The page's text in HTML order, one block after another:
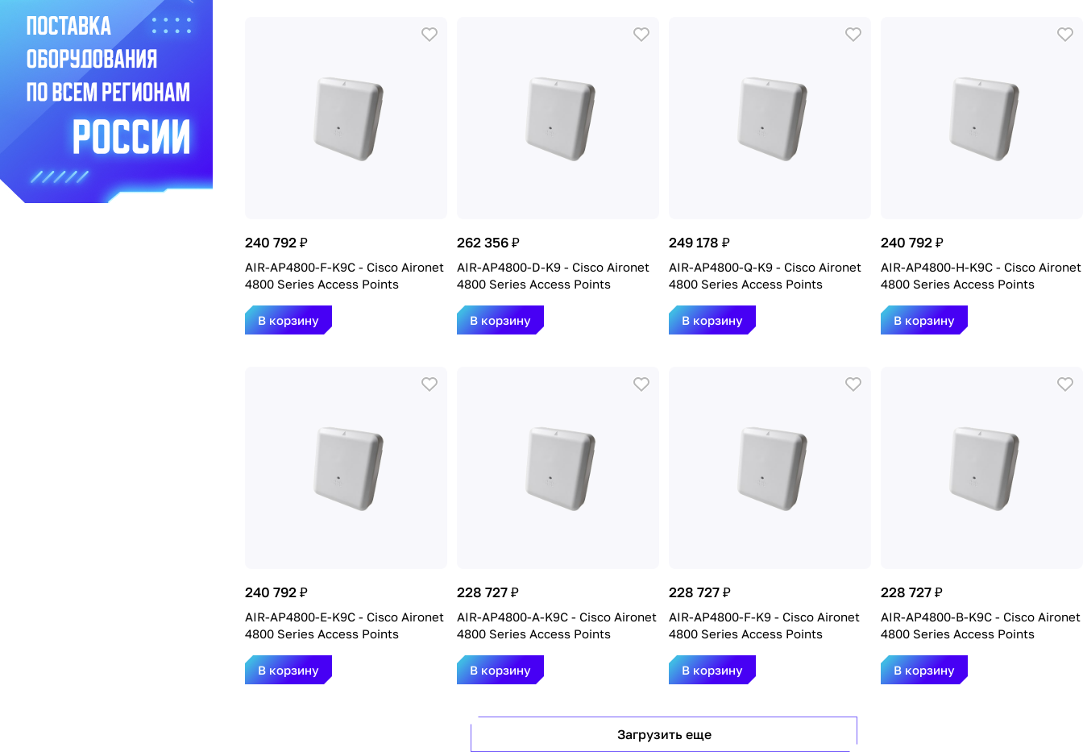
240 792 ₽
AIR-AP4800-F-K9C - Cisco Aironet
4800 Series Access Points
В корзину
262 356 ₽
AIR-AP4800-D-K9 - Cisco Aironet
4800 Series Access Points
В корзину
249 178 ₽
AIR-AP4800-Q-K9 - Cisco Aironet
4800 Series Access Points
В корзину
240 792 ₽
AIR-AP4800-H-K9C - Cisco Aironet
4800 Series Access Points
В корзину
240 792 ₽
AIR-AP4800-E-K9C - Cisco Aironet
4800 Series Access Points
В корзину
228 727 ₽
AIR-AP4800-A-K9C - Cisco Aironet
4800 Series Access Points
В корзину
228 727 ₽
AIR-AP4800-F-K9 - Cisco Aironet
4800 Series Access Points
В корзину
228 727 ₽
AIR-AP4800-B-K9C - Cisco Aironet
4800 Series Access Points
В корзину
Загрузить еще